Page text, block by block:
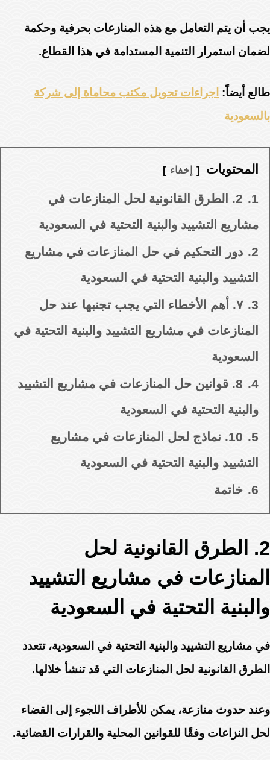
يجب أن يتم التعامل مع هذه المنازعات بحرفية وحكمة
لضمان استمرار التنمية المستدامة في هذا القطاع.
طالع أيضاً: اجراءات تحويل مكتب محاماة إلى شركة
بالسعودية
المحتويات إخفاء
1.
2. الطرق القانونية لحل المنازعات في
مشاريع التشييد والبنية التحتية في السعودية
2.
دور التحكيم في حل المنازعات في مشاريع
التشييد والبنية التحتية في السعودية
3.
٧. أهم الأخطاء التي يجب تجنبها عند حل
المنازعات في مشاريع التشييد والبنية التحتية في
السعودية
4.
8. قوانين حل المنازعات في مشاريع التشييد
والبنية التحتية في السعودية
5.
10. نماذج لحل المنازعات في مشاريع
التشييد والبنية التحتية في السعودية
6.
خاتمة
2. الطرق القانونية لحل
المنازعات في مشاريع التشييد
والبنية التحتية في السعودية
في مشاريع التشييد والبنية التحتية في السعودية، تتعدد
الطرق القانونية لحل المنازعات التي قد تنشأ خلالها.
وعند حدوث منازعة، يمكن للأطراف اللجوء إلى القضاء
لحل النزاعات وفقًا للقوانين المحلية والقرارات القضائية.